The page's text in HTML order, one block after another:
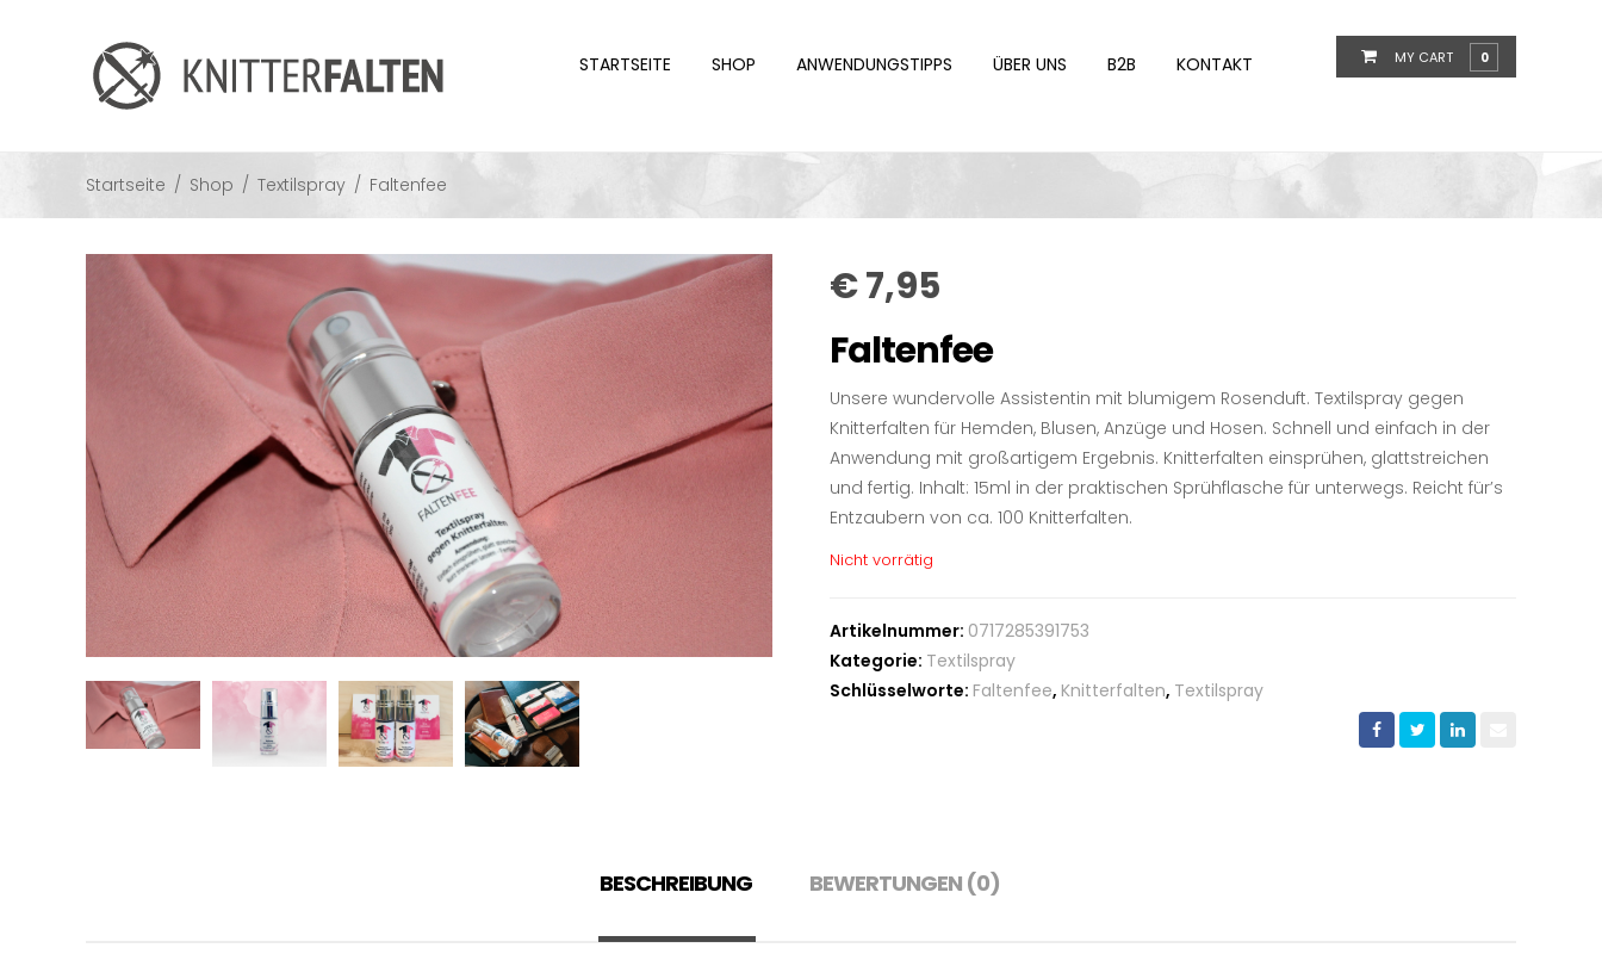
MY CART 0
STARTSEITE SHOP ANWENDUNGSTIPPS ÜBER UNS B2B KONTAKT
Startseite / Shop / Textilspray / Faltenfee
€7,95
Faltenfee
Unsere wundervolle Assistentin mit blumigem Rosenduft. Textilspray gegen
Knitterfalten für Hemden, Blusen, Anzüge und Hosen. Schnell und einfach in der
Anwendung mit großartigem Ergebnis. Knitterfalten einsprühen, glattstreichen
und fertig. Inhalt: 15ml in der praktischen Sprühflasche für unterwegs. Reicht für’s
Entzaubern von ca. 100 Knitterfalten.
Nicht vorrätig
Artikelnummer: 0717285391753
Kategorie: Textilspray
Schlüsselworte: Faltenfee, Knitterfalten, Textilspray
BESCHREIBUNG BEWERTUNGEN (0)